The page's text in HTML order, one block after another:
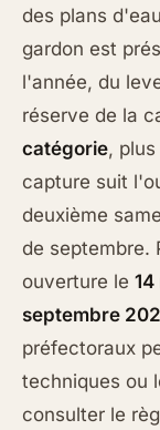
des plans
gardon est
l'année, du
réserve de la
catégorie,
capture suit
deuxième
de septembre.
ouverture le
septembre
préfectoraux
techniques ou
consulter le